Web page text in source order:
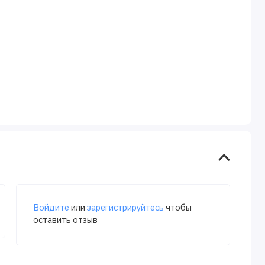
Войдите или зарегистрируйтесь чтобы
оставить отзыв